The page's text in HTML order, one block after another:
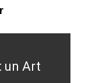
un Art